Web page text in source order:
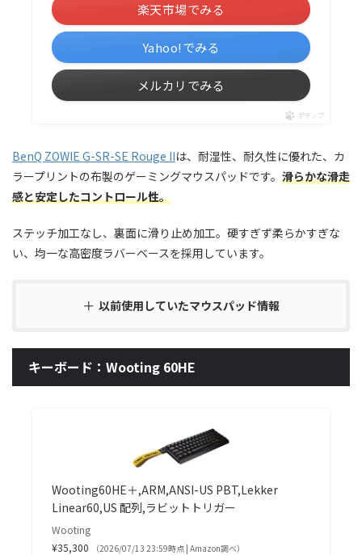
楽天市場でみる
Yahoo!でみる
メルカリでみる
ポチップ
BenQ ZOWIE G-SR-SE Rouge IIは、耐湿性、耐久性に優れた、カ
ラープリントの布製のゲーミングマウスパッドです。 滑らかな滑走
感と安定したコントロール性。
ステッチ加工なし、裏面に滑り止め加工。硬すぎず柔らかすぎな
い、均一な高密度ラバーベースを採用しています。
以前使用していたマウスパッド情報
キーボード：Wooting 60HE
Wooting60HE＋,ARM,ANSI-US PBT,Lekker
Linear60,US 配列,ラビットトリガー
Wooting
¥35,300
（2026/07/13 23:59時点 | Amazon調べ）